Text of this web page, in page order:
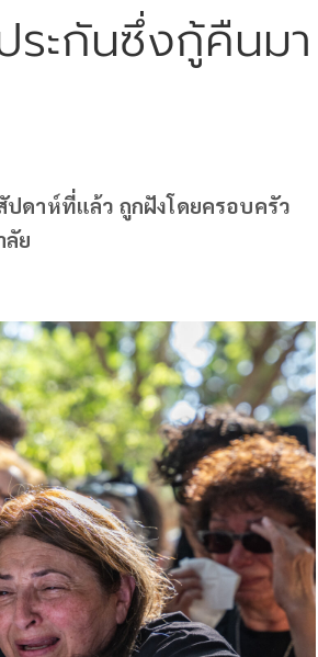
ะกันซึ่งกู้คืนมา
ดาห์ที่แล้ว ถูกฝังโดยครอบครัว
ลัย